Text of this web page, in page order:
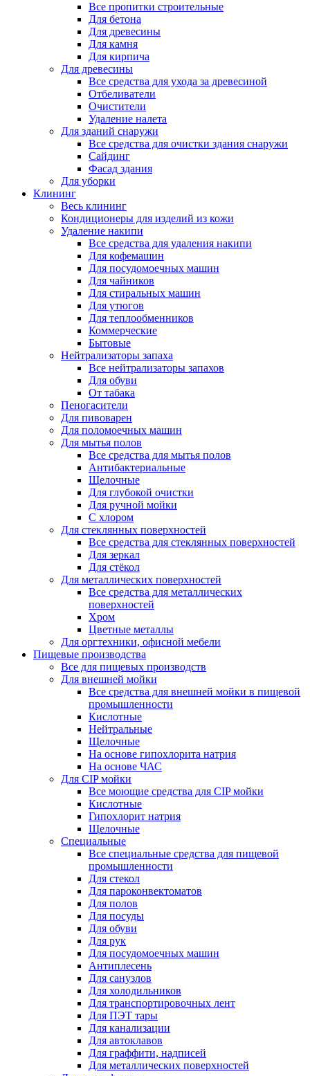
Все пропитки строительные
Для бетона
Для древесины
Для камня
Для кирпича
Для древесины
Все средства для ухода за древесиной
Отбеливатели
Очистители
Удаление налета
Для зданий снаружи
Все средства для очистки здания снаружи
Сайдинг
Фасад здания
Для уборки
Клининг
Весь клининг
Кондиционеры для изделий из кожи
Удаление накипи
Все средства для удаления накипи
Для кофемашин
Для посудомоечных машин
Для чайников
Для стиральных машин
Для утюгов
Для теплообменников
Коммерческие
Бытовые
Нейтрализаторы запаха
Все нейтрализаторы запахов
Для обуви
От табака
Пеногасители
Для пивоварен
Для поломоечных машин
Для мытья полов
Все средства для мытья полов
Антибактериальные
Щелочные
Для глубокой очистки
Для ручной мойки
С хлором
Для стеклянных поверхностей
Все средства для стеклянных поверхностей
Для зеркал
Для стёкол
Для металлических поверхностей
Все средства для металлических
поверхностей
Хром
Цветные металлы
Для оргтехники, офисной мебели
Пищевые производства
Все для пищевых производств
Для внешней мойки
Все средства для внешней мойки в пищевой
промышленности
Кислотные
Нейтральные
Щелочные
На основе гипохлорита натрия
На основе ЧАС
Для CIP мойки
Все моющие средства для CIP мойки
Кислотные
Гипохлорит натрия
Щелочные
Специальные
Все специальные средства для пищевой
промышленности
Для стекол
Для пароконвектоматов
Для полов
Для посуды
Для обуви
Для рук
Для посудомоечных машин
Антиплесень
Для санузлов
Для холодильников
Для транспортировочных лент
Для ПЭТ тары
Для канализации
Для автоклавов
Для граффити, надписей
Для металлических поверхностей